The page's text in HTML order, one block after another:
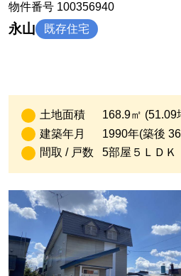
物件番号 100356940
永山 既存住宅
土地面積
168.9㎡ (51.09
建築年月
1990年(築後
間取 / 戸数
5部屋５ＬＤＫ